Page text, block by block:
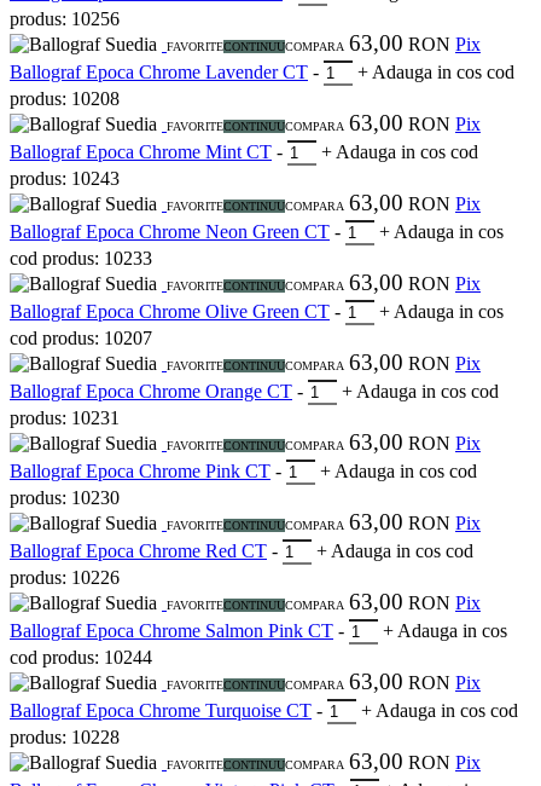
produs: 10256
Suedia
FAVORITECONTINUUCOMPARA 63,00 RON Pix
Ballograf Epoca Chrome Lavender CT - + Adauga in cos cod
produs: 10208
Suedia
FAVORITECONTINUUCOMPARA 63,00 RON Pix
Ballograf Epoca Chrome Mint CT - + Adauga in cos cod
produs: 10243
Suedia
FAVORITECONTINUUCOMPARA 63,00 RON Pix
Ballograf Epoca Chrome Neon Green CT - + Adauga in cos
cod produs: 10233
Suedia
FAVORITECONTINUUCOMPARA 63,00 RON Pix
Ballograf Epoca Chrome Olive Green CT - + Adauga in cos
cod produs: 10207
Suedia
FAVORITECONTINUUCOMPARA 63,00 RON Pix
Ballograf Epoca Chrome Orange CT - + Adauga in cos cod
produs: 10231
Suedia
FAVORITECONTINUUCOMPARA 63,00 RON Pix
Ballograf Epoca Chrome Pink CT - + Adauga in cos cod
produs: 10230
Suedia
FAVORITECONTINUUCOMPARA 63,00 RON Pix
Ballograf Epoca Chrome Red CT - + Adauga in cos cod
produs: 10226
Suedia
FAVORITECONTINUUCOMPARA 63,00 RON Pix
Ballograf Epoca Chrome Salmon Pink CT - + Adauga in cos
cod produs: 10244
Suedia
FAVORITECONTINUUCOMPARA 63,00 RON Pix
Ballograf Epoca Chrome Turquoise CT - + Adauga in cos cod
produs: 10228
Suedia
FAVORITECONTINUUCOMPARA 63,00 RON Pix